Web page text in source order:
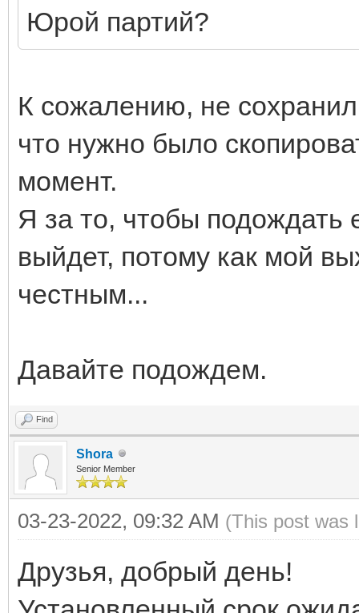
Юрой партий?
К сожалению, не
что нужно было
момент.
Я за то, чтобы
выйдет, потому как мой
честным...
Давайте подождем.
Find
Shora
Senior Member
03-23-2022, 09:32 AM (This post was
Друзья, добрый день!